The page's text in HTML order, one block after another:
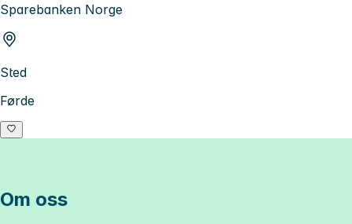
Sparebanken Norge
Sted
Førde
Om oss